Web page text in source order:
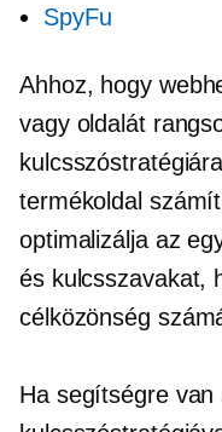
SpyFu
Ahhoz, hogy
vagy oldalát
termékoldal
optimalizálja az
és kulcsszavakat,
célközönség
Ha segítségre van